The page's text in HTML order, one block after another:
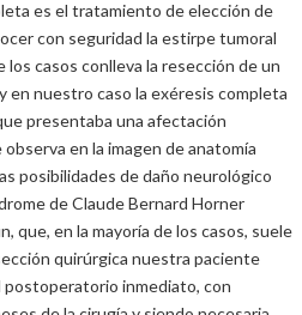
es el tratamiento de elección de
con seguridad la estirpe tumoral
los casos conlleva la resección de un
nuestro caso la exéresis completa
presentaba una afectación
en la imagen de anatomía
posibilidades de daño neurológico
de Claude Bernard Horner
que, en la mayoría de los casos, suele
quirúrgica nuestra paciente
inmediato, con